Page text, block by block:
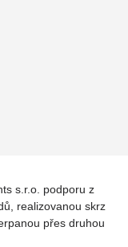
s.r.o. podporu z
realizovanou skrz
přes druhou